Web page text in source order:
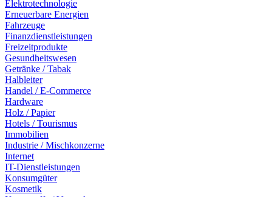
Elektrotechnologie
Erneuerbare Energien
Fahrzeuge
Finanzdienstleistungen
Freizeitprodukte
Gesundheitswesen
Getränke / Tabak
Halbleiter
Handel / E-Commerce
Hardware
Holz / Papier
Hotels / Tourismus
Immobilien
Industrie / Mischkonzerne
Internet
IT-Dienstleistungen
Konsumgüter
Kosmetik